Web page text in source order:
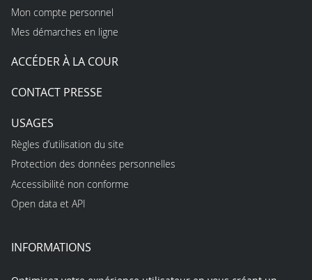
Mon compte personnel
Mes démarches en ligne
ACCÉDER À LA COUR
CONTACT PRESSE
USAGES
Règles d’utilisation du site
Protection des données personnelles
Accessibilité non conforme
Open data et API
INFORMATIONS